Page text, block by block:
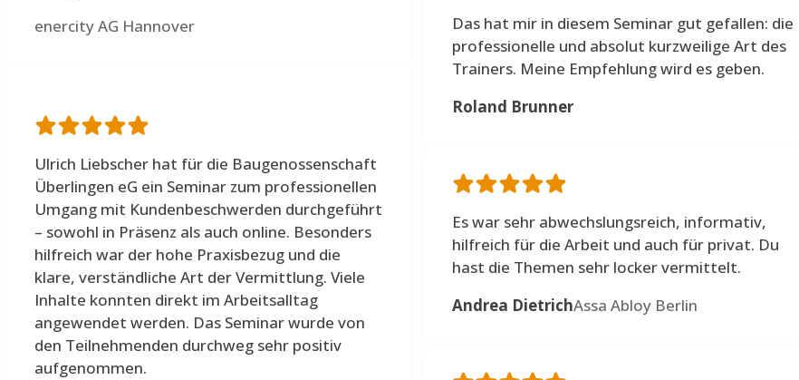
enercity AG Hannover
Ulrich Liebscher hat für die Baugenossenschaft
Überlingen eG ein Seminar zum professionellen
Umgang mit Kundenbeschwerden durchgeführt
– sowohl in Präsenz als auch online. Besonders
hilfreich war der hohe Praxisbezug und die
klare, verständliche Art der Vermittlung. Viele
Inhalte konnten direkt im Arbeitsalltag
angewendet werden. Das Seminar wurde von
den Teilnehmenden durchweg sehr positiv
aufgenommen.
Das hat mir in diesem Seminar gut gefallen: die
professionelle und absolut kurzweilige Art des
Trainers. Meine Empfehlung wird es geben.
Roland Brunner
Es war sehr abwechslungsreich, informativ,
hilfreich für die Arbeit und auch für privat. Du
hast die Themen sehr locker vermittelt.
Andrea DietrichAssa Abloy Berlin